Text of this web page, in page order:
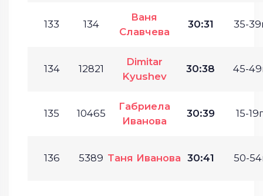
133 134
Ваня
Славчева
30:31 35-
134 12821
Dimitar
Kyushev
30:38 45-
135 10465
Габриела
Иванова
30:39 15-
136 5389 Таня Иванова 30:41 50-